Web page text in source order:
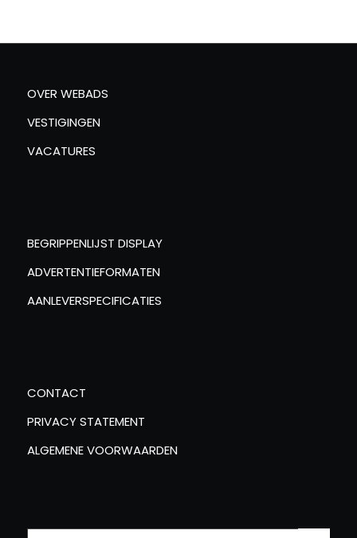
OVER WEBADS
VESTIGINGEN
VACATURES
BEGRIPPENLIJST DISPLAY
ADVERTENTIEFORMATEN
AANLEVERSPECIFICATIES
CONTACT
PRIVACY STATEMENT
ALGEMENE VOORWAARDEN